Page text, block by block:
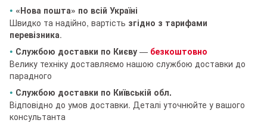
• «Нова пошта» по всій Україні
Швидко та надійно, вартість згідно з тарифами
перевізника.
• Службою доставки по Києву — безкоштовно
Велику техніку доставляємо нашою службою доставки до
парадного
• Службою доставки по Київській обл.
Відповідно до умов доставки. Деталі уточнюйте у вашого
консультанта